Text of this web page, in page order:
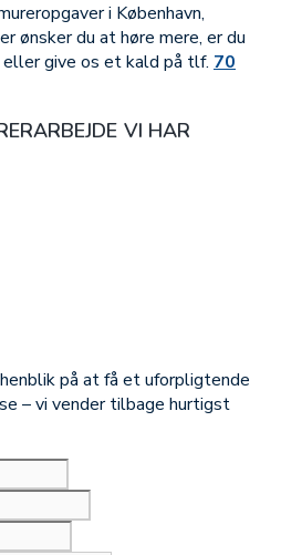
i København,
ønsker du at høre mere, er du
give os et kald på tlf. 70
VI HAR
på at få et uforpligtende
– vi vender tilbage hurtigst